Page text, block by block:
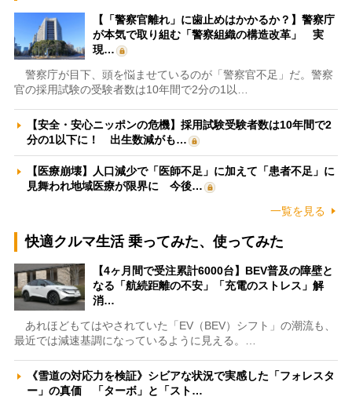
【「警察官離れ」に歯止めはかかるか？】警察庁
が本気で取り組む「警察組織の構造改革」 実
現…
警察庁が目下、頭を悩ませているのが「警察官不足」だ。警察
官の採用試験の受験者数は10年間で2分の1以…
【安全・安心ニッポンの危機】採用試験受験者数は10年間で2
分の1以下に！ 出生数減がも…
【医療崩壊】人口減少で「医師不足」に加えて「患者不足」に
見舞われ地域医療が限界に 今後…
一覧を見る
快適クルマ生活 乗ってみた、使ってみた
【4ヶ月間で受注累計6000台】BEV普及の障壁と
なる「航続距離の不安」「充電のストレス」解
消…
あれほどもてはやされていた「EV（BEV）シフト」の潮流も、
最近では減速基調になっているように見える。…
《雪道の対応力を検証》シビアな状況で実感した「フォレスタ
ー」の真価 「ターボ」と「スト…